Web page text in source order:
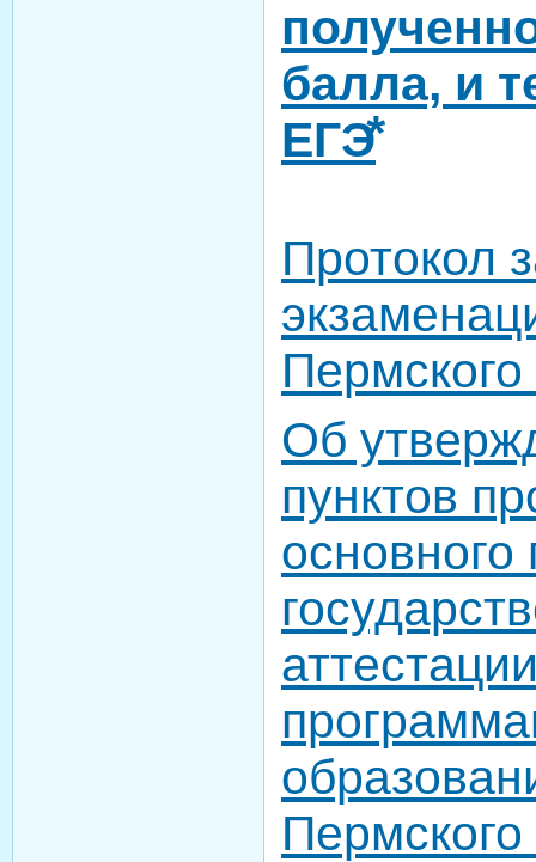
балла, и
ЕГЭ⃰
Протокол
Пермского
Об
пунктов
основного
Пермского